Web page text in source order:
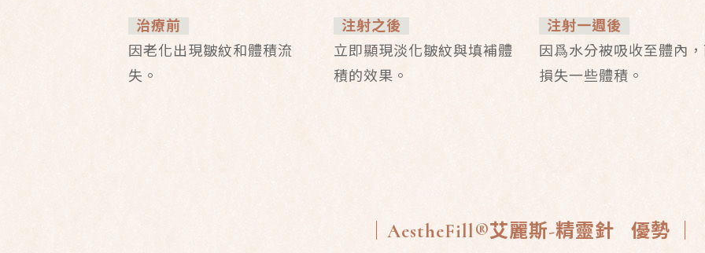
治療前
因老化出現皺紋和體積流
失。
注射之後
立即顯現淡化皺紋與填補體
積的效果。
注射一週後
因爲水分被吸收至體內
損失一些體積。
AestheFill®艾麗斯-精靈針 優勢